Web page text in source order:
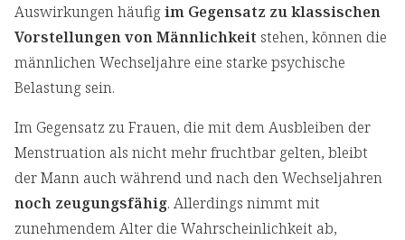
Auswirkungen häufigim Gegensatz zu klassischen
Vorstellungen von Männlichkeit stehen, können die
männlichen Wechseljahre eine starke psychische
Belastung sein.
Im Gegensatz zu Frauen, die mit dem Ausbleiben der
Menstruation als nicht mehr fruchtbar gelten, bleibt
der Mann auch während und nach den Wechseljahren
noch zeugungsfähig. Allerdings nimmt mit
zunehmendem Alter die Wahrscheinlichkeit ab,